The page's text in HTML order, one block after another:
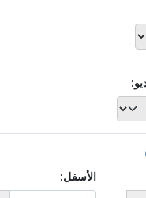
الأسفل: